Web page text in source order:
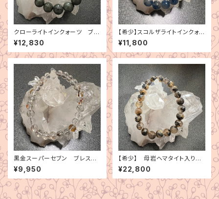
クローライトインクォーツ ブレ
スレット
¥12,830
【希少】スコルザライトインクォー
ツ ブレスレット
¥11,800
黒金スーパーセブン ブレスレ
ット
¥9,950
【希少】 母岩ヘマタイト入り
ゴールドルチルクォーツ ブレス
レット
¥22,800